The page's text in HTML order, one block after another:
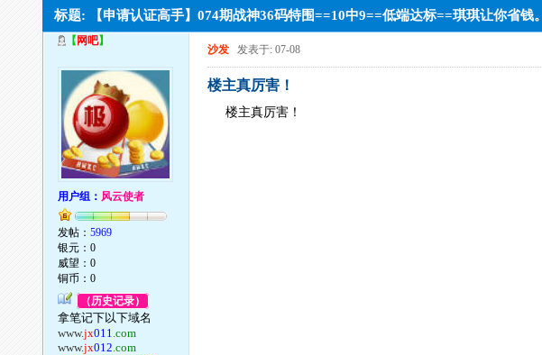
标题: 【申请认证高手】074期战神36码特围==10中9==低端达标==琪琪让你省钱。
【 网吧】
用户组： 风云使者
发帖：5969
银元：0
威望：0
铜币：0
（历史记录）
拿笔记下以下域名
www.jx011.com
www.jx012.com
沙发 发表于: 07-08
楼主真厉害！
楼主真厉害！